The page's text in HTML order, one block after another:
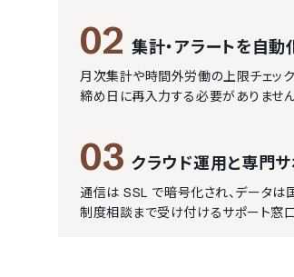
02 集計・アラートを自動
月次集計や時間外労働の上限チェッ
締め日に再入力する必要がありませ
03 クラウド運用と専門
通信は SSL で暗号化され、データは
制度相談まで受け付けるサポート窓